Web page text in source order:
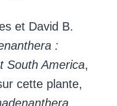
et David B.
:
South America,
cette plante,